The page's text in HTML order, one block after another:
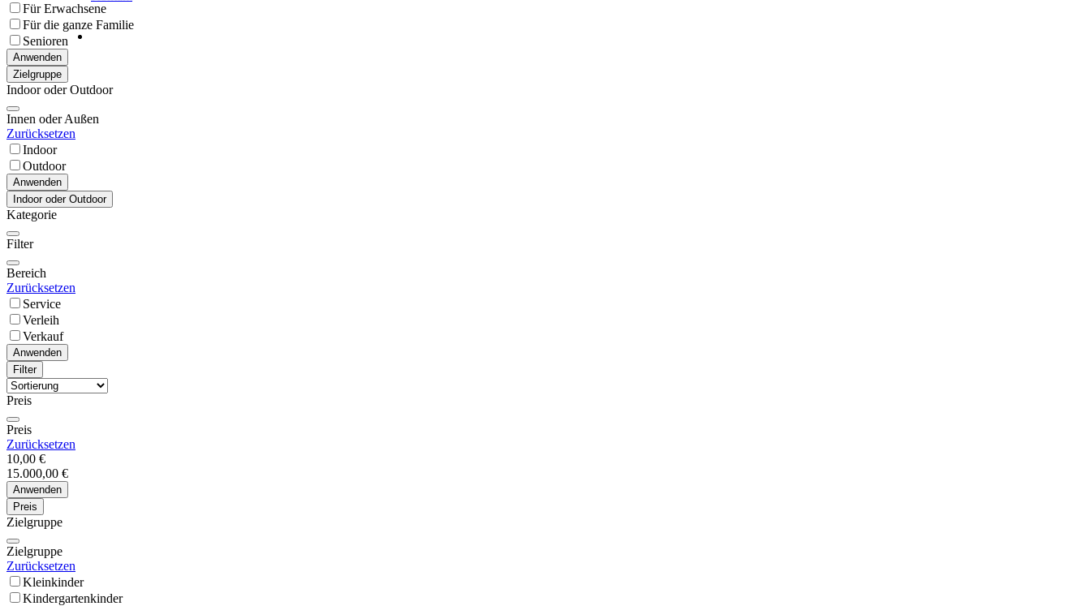
Für Erwachsene
Für die ganze Familie
Senioren
Anwenden
Zielgruppe
Indoor oder Outdoor
Innen oder Außen
Zurücksetzen
Indoor
Outdoor
Anwenden
Indoor oder Outdoor
Kategorie
Filter
Bereich
Zurücksetzen
Service
Verleih
Verkauf
Anwenden
Filter
Preis
Preis
Zurücksetzen
10,00 €
15.000,00 €
Anwenden
Preis
Zielgruppe
Zielgruppe
Zurücksetzen
Kleinkinder
Kindergartenkinder